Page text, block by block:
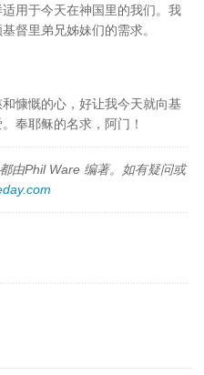
用于今天在神国里的我们。我
督里弟兄姊妹们的需求。
慷慨的心，好让我今天就向基
奉耶稣的名求，阿门！
由Phil Ware 编著。如有疑问或